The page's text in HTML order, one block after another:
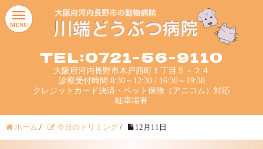
TEL:0721-56-9110
大阪府河内長野市木戸西町１丁目５－２４
診察受付時間 8:30～12:30 / 16:30～19:30
クレジットカード決済・ペット保険（アニコム）対応
駐車場有
MENU
ホーム / 今日のトリミング / 12月11日